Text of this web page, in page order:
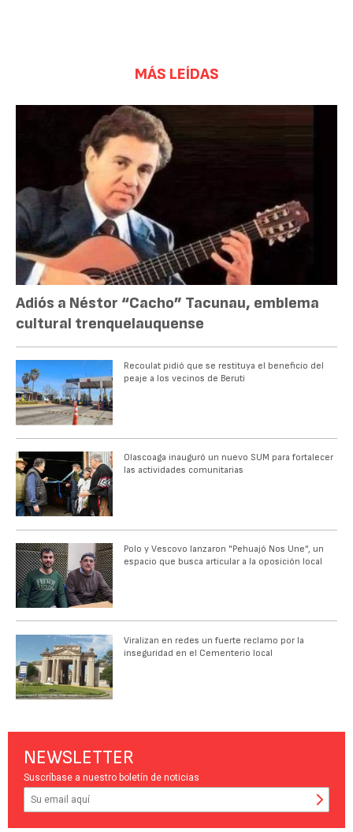
MÁS LEÍDAS
Adiós a Néstor “Cacho” Tacunau, emblema
cultural trenquelauquense
Recoulat pidió que se restituya el beneficio del
peaje a los vecinos de Beruti
Olascoaga inauguró un nuevo SUM para fortalecer
las actividades comunitarias
Polo y Vescovo lanzaron "Pehuajó Nos Une", un
espacio que busca articular a la oposición local
Viralizan en redes un fuerte reclamo por la
inseguridad en el Cementerio local
NEWSLETTER
Suscríbase a nuestro boletín de noticias